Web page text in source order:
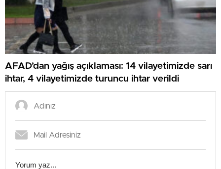
AFAD’dan yağış açıklaması: 14 vilayetimizde sarı
ihtar, 4 vilayetimizde turuncu ihtar verildi